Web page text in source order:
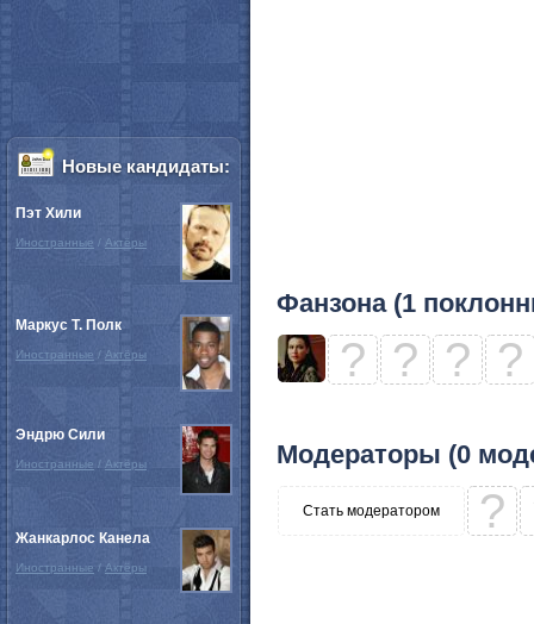
Фанзона (1
? ? ? ?
Модераторы (0
Стать модератором ?
Новые кандидаты:
Пэт Хили
Иностранные / Актёры
Маркус Т. Полк
Иностранные / Актёры
Эндрю Сили
Иностранные / Актёры
Жанкарлос Канела
Иностранные / Актёры